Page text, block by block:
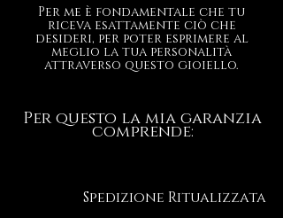
Per me è fondamentale che tu
riceva esattamente ciò che
desideri, per poter esprimere al
meglio la tua personalità
attraverso questo gioiello.
Per questo la mia garanzia
comprende:
Spedizione Ritualizzata